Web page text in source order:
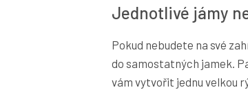
Jednotlivé jámy
Pokud nebudete na své
do samostatných jamek.
vám vytvořit jednu velkou